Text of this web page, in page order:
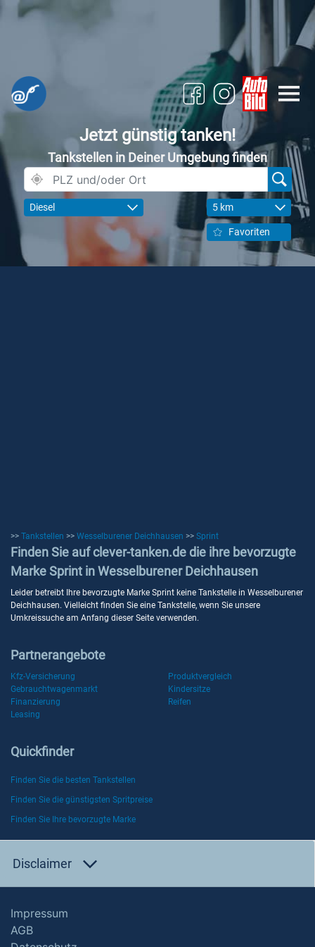
Jetzt günstig tanken!
Tankstellen in Deiner Umgebung finden
Diesel 5 km
Favoriten
>> Tankstellen >> Wesselburener Deichhausen >> Sprint
Finden Sie auf clever-tanken.de die ihre bevorzugte
Marke Sprint in Wesselburener Deichhausen
Leider betreibt Ihre bevorzugte Marke Sprint keine Tankstelle in Wesselburener
Deichhausen. Vielleicht finden Sie eine Tankstelle, wenn Sie unsere
Umkreissuche am Anfang dieser Seite verwenden.
Partnerangebote
Kfz-Versicherung
Produktvergleich
Gebrauchtwagenmarkt
Kindersitze
Finanzierung
Reifen
Leasing
Quickfinder
Finden Sie die besten Tankstellen
Finden Sie die günstigsten Spritpreise
Finden Sie Ihre bevorzugte Marke
Disclaimer
Impressum
AGB